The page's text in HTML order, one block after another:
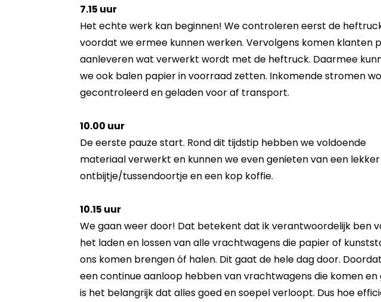
7.15 uur
Het echte werk kan beginnen! We controleren eerst de
voordat we ermee kunnen werken. Vervolgens komen klanten
aanleveren wat verwerkt wordt met de heftruck. Daarmee
we ook balen papier in voorraad zetten. Inkomende stromen
gecontroleerd en geladen voor af transport.
10.00 uur
De eerste pauze start. Rond dit tijdstip hebben we voldoende
materiaal verwerkt en kunnen we even genieten van een lekker
ontbijtje/tussendoortje en een kop koffie.
10.15 uur
We gaan weer door! Dat betekent dat ik verantwoordelijk ben
het laden en lossen van alle vrachtwagens die papier of
ons komen brengen óf halen. Dit gaat de hele dag door.
een continue aanloop hebben van vrachtwagens die komen en
is het belangrijk dat alles goed en soepel verloopt. Dus hoe